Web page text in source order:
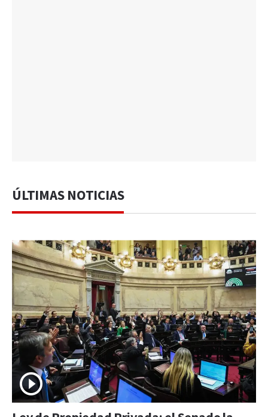
ÚLTIMAS NOTICIAS